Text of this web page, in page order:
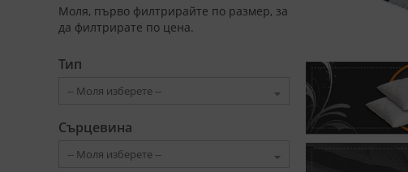
Моля, първо филтрирайте по размер, за
да филтрирате по цена.
Тип
Сърцевина